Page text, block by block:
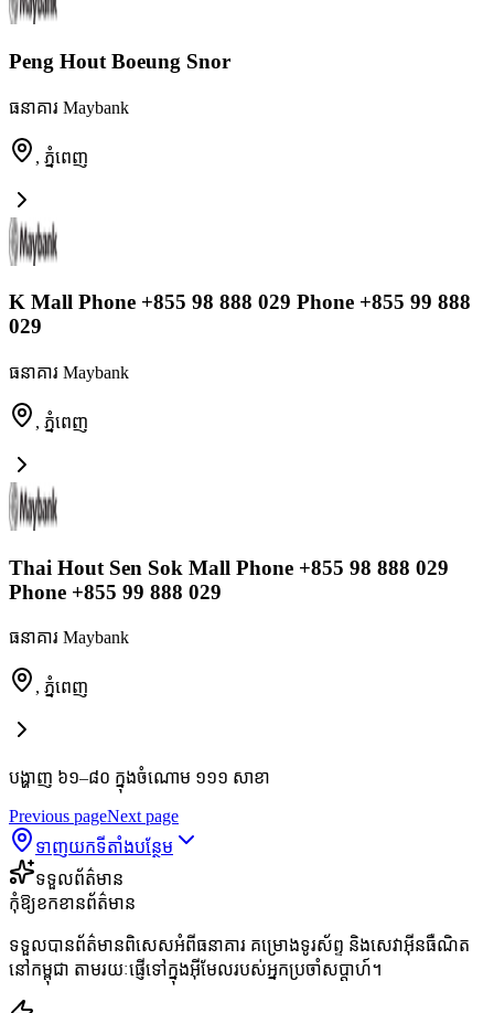
Peng Hout Boeung Snor
ធនាគារ Maybank
, ភ្នំពេញ
K Mall Phone +855 98 888 029 Phone +855 99 888
029
ធនាគារ Maybank
, ភ្នំពេញ
Thai Hout Sen Sok Mall Phone +855 98 888 029
Phone +855 99 888 029
ធនាគារ Maybank
, ភ្នំពេញ
បង្ហាញ ៦១–៨០ ក្នុងចំណោម ១១១ សាខា
Previous pageNext page
ទាញយកទីតាំងបន្ថែម
ទទួលព័ត៌មាន
កុំឱ្យខកខានព័ត៌មាន
ទទួលបានព័ត៌មានពិសេសអំពីធនាគារ គម្រោងទូរស័ព្ទ និងសេវាអ៊ីនធឺណិត
នៅកម្ពុជា តាមរយៈផ្ញើទៅក្នុងអ៊ីមែលរបស់អ្នកប្រចាំសប្តាហ៍។